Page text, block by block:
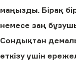
маңызды. Бірақ
немесе заң
Сондықтан
өткізу үшін